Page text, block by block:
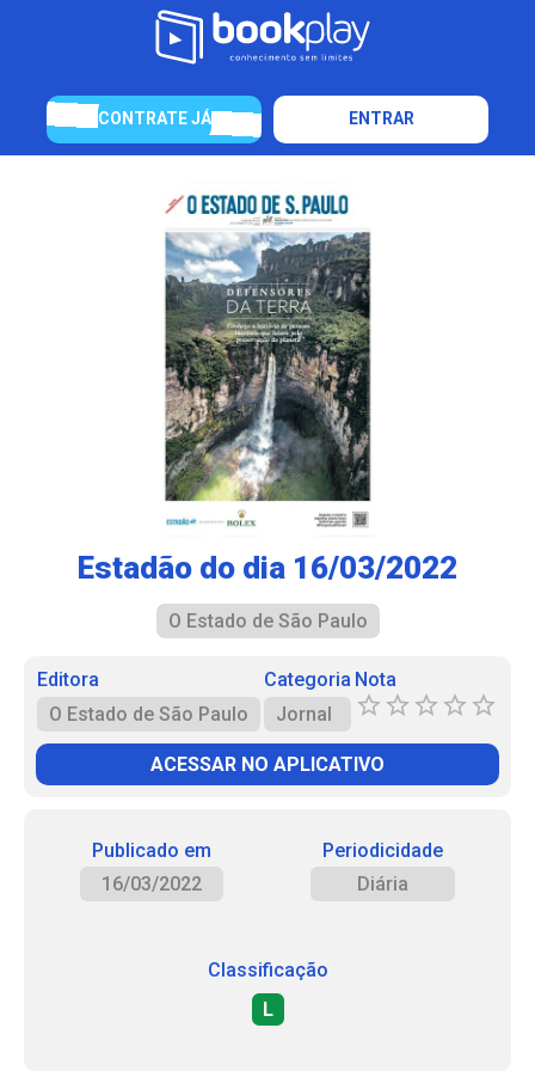
CONTRATE JÁ ENTRAR
Estadão do dia 16/03/2022
O Estado de São Paulo
Editora
O Estado de São Paulo
Categoria
Jornal
Nota
ACESSAR NO APLICATIVO
Publicado em
16/03/2022
Periodicidade
Diária
Classificação
L